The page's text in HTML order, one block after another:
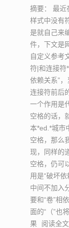
摘要： 最近
样式中没有
是就自己来
件，下文是
自定义参考
符|和连接符
依赖关系”
连接符前后
一个作用是
空格的话，
本*ed.*城市
空格，那么
现，同样的
空格，仍可
用是“破坏
中间不加入
要和“卷”相
面的“（”也
果
阅读全文